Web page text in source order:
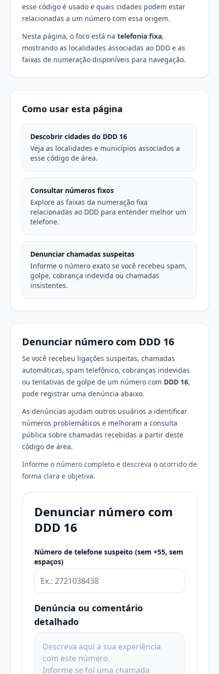
esse código é usado e quais cidades podem estar
relacionadas a um número com essa origem.
Nesta página, o foco está na telefonia fixa,
mostrando as localidades associadas ao DDD e as
faixas de numeração disponíveis para navegação.
Como usar esta página
Descobrir cidades do DDD 16
Veja as localidades e municípios associados a
esse código de área.
Consultar números fixos
Explore as faixas da numeração fixa
relacionadas ao DDD para entender melhor um
telefone.
Denunciar chamadas suspeitas
Informe o número exato se você recebeu spam,
golpe, cobrança indevida ou chamadas
insistentes.
Denunciar número com DDD 16
Se você recebeu ligações suspeitas, chamadas
automáticas, spam telefônico, cobranças indevidas
ou tentativas de golpe de um número com DDD 16,
pode registrar uma denúncia abaixo.
As denúncias ajudam outros usuários a identificar
números problemáticos e melhoram a consulta
pública sobre chamadas recebidas a partir deste
código de área.
Informe o número completo e descreva o ocorrido de
forma clara e objetiva.
Denunciar número com
DDD 16
Número de telefone suspeito (sem +55, sem
espaços)
Denúncia ou comentário
detalhado